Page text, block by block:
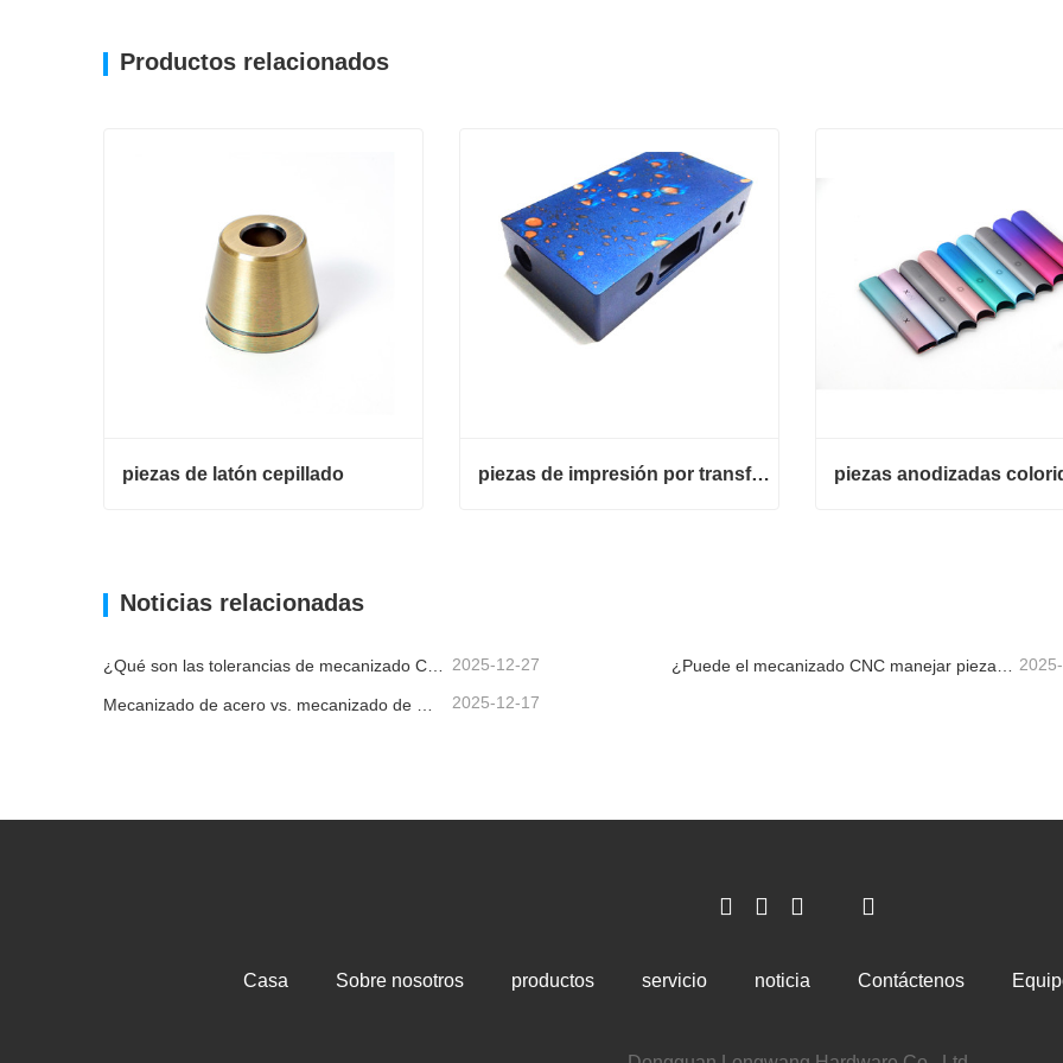
Productos relacionados
piezas de latón cepillado piezas de impresión por transferencia de agua piezas anodizadas
Noticias relacionadas
¿Qué son las tolerancias de mecanizado CNC y por qué son importantes? 2025-12-27 ¿Puede el mecanizado CNC manejar piezas metálicas personalizadas?
2025-12-17
Casa Sobre nosotros productos servicio noticia Contáctenos